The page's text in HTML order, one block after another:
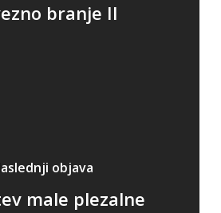
branje II
objava
male plezalne